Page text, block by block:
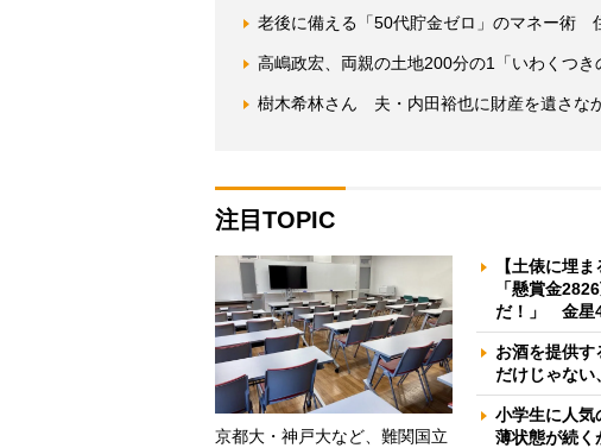
老後に備える「50代貯金ゼロ」のマネー術
高嶋政宏、両親の土地200分の1「いわくつき
樹木希林さん 夫・内田裕也に財産を遺さな
注目TOPIC
京都大・神戸大など、難関国立
【土俵に埋
「懸賞金
だ！」 金星
お酒を提供
だけじゃない
小学生に人
薄状態が続